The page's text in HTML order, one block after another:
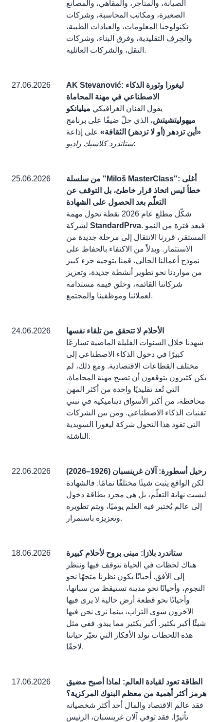
الصيانة، والمتاجر، والمقاهي، والمصانع
الصغيرة، ومكاتب المحاسبة، وشركات
تكنولوجيا المعلومات، والعيادات الطبية،
والحِرف التقليدية، وفرق البناء، وشركات
النقل، والشركات العائلية.
27.06.2026
AK Stevanović: ليغورا وثورة الذكاء
الاصطناعي في مهنة المحاماة
يقول الفنان الغرافيكي ميليانكو
ميهوليتشيتش، الذي حلّ ضيفًا على برنامج
«أين تزدهر (أو لا تزدهر) الثقافة» على إذاعة
ستاندرد كلاسيك راديو:
25.06.2026
من سلسلة "Miloš MasterClass": أغلى
خطأ ليس اتخاذ قرار خاطئ، بل التوقف عن
التعلّم بعد الحصول على الشهادة
شكّل مطلع عام 2026 نقطة تحول مهمة
StandardPrva. فبعد فترة من النمو
المستقر، قررنا الانتقال إلى مرحلة جديدة من
الاستثمار. وبدلاً من الاكتفاء بالحفاظ على
نموذج أعمالنا الحالي، قمنا بتوجيه جزء كبير
من مواردنا نحو تطوير أنشطة جديدة، وتعزيز
شركاتنا القائمة، وخلق قيمة مستدامة
لعملائنا وموظفينا والمجتمع.
24.06.2026
الأحلام لا تتحقق من تلقاء نفسها
شهدنا خلال السنوات القليلة الماضية تسارعًا
كبيرًا في دخول الذكاء الاصطناعي إلى
مختلف القطاعات الاقتصادية. ومع ذلك، لم
يكن كثيرون يتوقعون أن تصبح مهنة المحاماة،
التي تُعد تقليديًا واحدة من أكثر المهن
محافظة، من أكثر الأسواق ديناميكية في تبني
تقنيات الذكاء الاصطناعي. ومن بين الشركات
التي تقود هذا التحول شركة ليغورا السويدية
الناشئة.
22.06.2026
رحيل أسطورة: آلان غرينسبان (1926–2026)
لكن الواقع يثبت شيئًا مختلفًا تمامًا. فالشهادة
ليست نهاية التعلّم، بل هي مجرد بطاقة دخول
إلى عالم يُختبر فيه العلم يوميًا، ويتم تطويره
وتعزيزه باستمرار.
18.06.2026
ستاندرد بلازا: مبنى بروح لأحلام كبيرة
هناك لحظات في الحياة نتوقف فيها وننظر
إلى الأفق. أحيانًا يكون نظرنا متجهًا نحو
النجوم، وأحيانًا نحو مدينة تستيقظ من سباتها،
وأحيانًا نحو قطعة أرض خالية لا يرى فيها
الآخرون سوى التراب، بينما نرى نحن فيها
شيئًا أكبر بكثير. أكبر بكثير مما يبدو. ففي مثل
هذه اللحظات تولد الأفكار التي تغيّر حياتنا
لاحقًا.
17.06.2026
الطاقة تعود لقيادة العالم: لماذا أصبح مضيق
هرمز أكثر أهمية من معظم البنوك المركزية؟
فقد عالم الاقتصاد والمال أحد أكثر شخصياته
تأثيرًا. فقد توفي آلان غرينسبان، الرئيس